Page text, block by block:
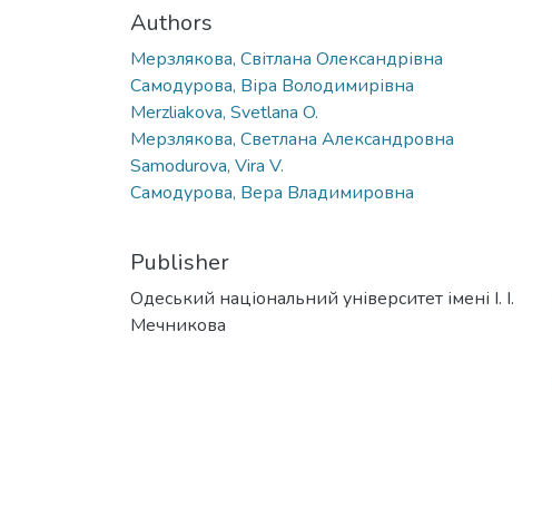
Authors
Мерзлякова, Світлана Олександрівна
Самодурова, Віра Володимирівна
Merzliakova, Svetlana O.
Мерзлякова, Светлана Александровна
Samodurova, Vira V.
Самодурова, Вера Владимировна
Publisher
Одеський національний університет імені І. І.
Мечникова